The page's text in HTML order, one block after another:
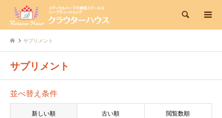
検索
サプリメント
サプリメント
並べ替え条件
新しい順 古い順 閲覧数順